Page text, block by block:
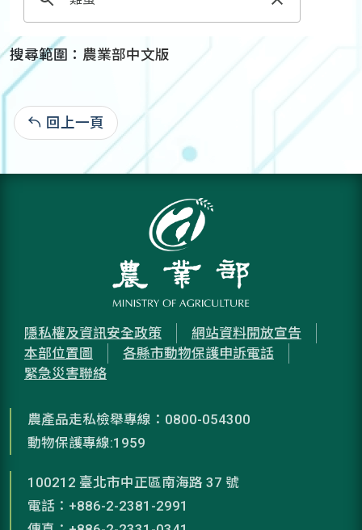
搜尋範圍： 農業部中文版
回上一頁
隱私權及資訊安全政策
網站資料開放宣告
本部位置圖
各縣市動物保護申訴電話
緊急災害聯絡
農產品走私檢舉專線：0800-054300
動物保護專線:1959
100212 臺北市中正區南海路 37 號
電話：+886-2-2381-2991